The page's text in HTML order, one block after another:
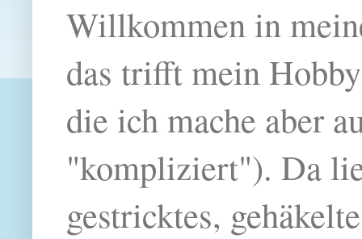
Willkommen in
das trifft mein
die ich mache aber
"kompliziert"). Da
gestricktes,